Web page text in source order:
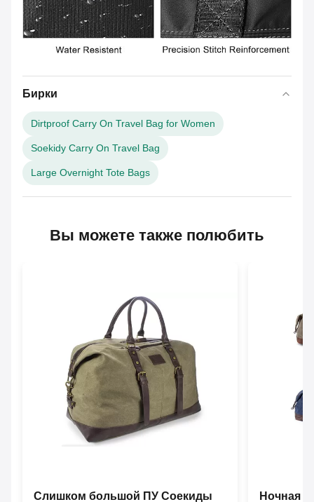
Бирки
Dirtproof Carry On Travel Bag for Women
Soekidy Carry On Travel Bag
Large Overnight Tote Bags
Вы можете также полюбить
Слишком большой ПУ Соекиды
Ночная